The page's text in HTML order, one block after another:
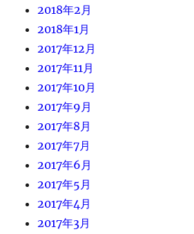
2018年2月
2018年1月
2017年12月
2017年11月
2017年10月
2017年9月
2017年8月
2017年7月
2017年6月
2017年5月
2017年4月
2017年3月